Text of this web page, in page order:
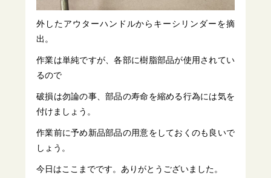
外したアウターハンドルからキーシリンダーを摘
出。
作業は単純ですが、各部に樹脂部品が使用されてい
るので
破損は勿論の事、部品の寿命を縮める行為には気を
付けましょう。
作業前に予め新品部品の用意をしておくのも良いで
しょう。
今日はここまでです。ありがとうございました。